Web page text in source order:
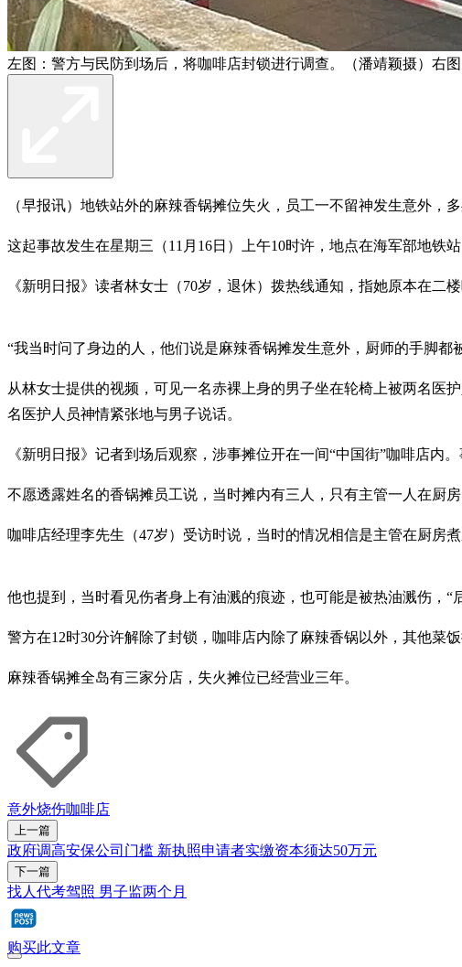
左图：警方与民防到场后，将咖啡店封锁进行调查。（潘靖颖摄）右
（早报讯）地铁站外的麻辣香锅摊位失火，员工一不留神发生意外，
这起事故发生在星期三（11月16日）上午10时许，地点在海军部地铁站
《新明日报》读者林女士（70岁，退休）拨热线通知，指她原本在二
“我当时问了身边的人，他们说是麻辣香锅摊发生意外，厨师的手脚都
从林女士提供的视频，可见一名赤裸上身的男子坐在轮椅上被两名医
名医护人员神情紧张地与男子说话。
《新明日报》记者到场后观察，涉事摊位开在一间“中国街”咖啡店内
不愿透露姓名的香锅摊员工说，当时摊内有三人，只有主管一人在厨
咖啡店经理李先生（47岁）受访时说，当时的情况相信是主管在厨房
他也提到，当时看见伤者身上有油溅的痕迹，也可能是被热油溅伤，“
警方在12时30分许解除了封锁，咖啡店内除了麻辣香锅以外，其他菜
麻辣香锅摊全岛有三家分店，失火摊位已经营业三年。
意外烧伤咖啡店
上一篇
政府调高安保公司门槛 新执照申请者实缴资本须达50万元
下一篇
找人代考驾照 男子监两个月
购买此文章